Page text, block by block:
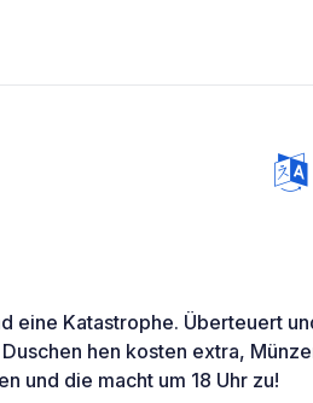
eine Katastrophe. Überteuert
hen kosten extra,
und die macht um 18 Uhr zu!